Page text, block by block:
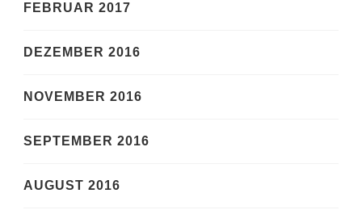
FEBRUAR 2017
DEZEMBER 2016
NOVEMBER 2016
SEPTEMBER 2016
AUGUST 2016